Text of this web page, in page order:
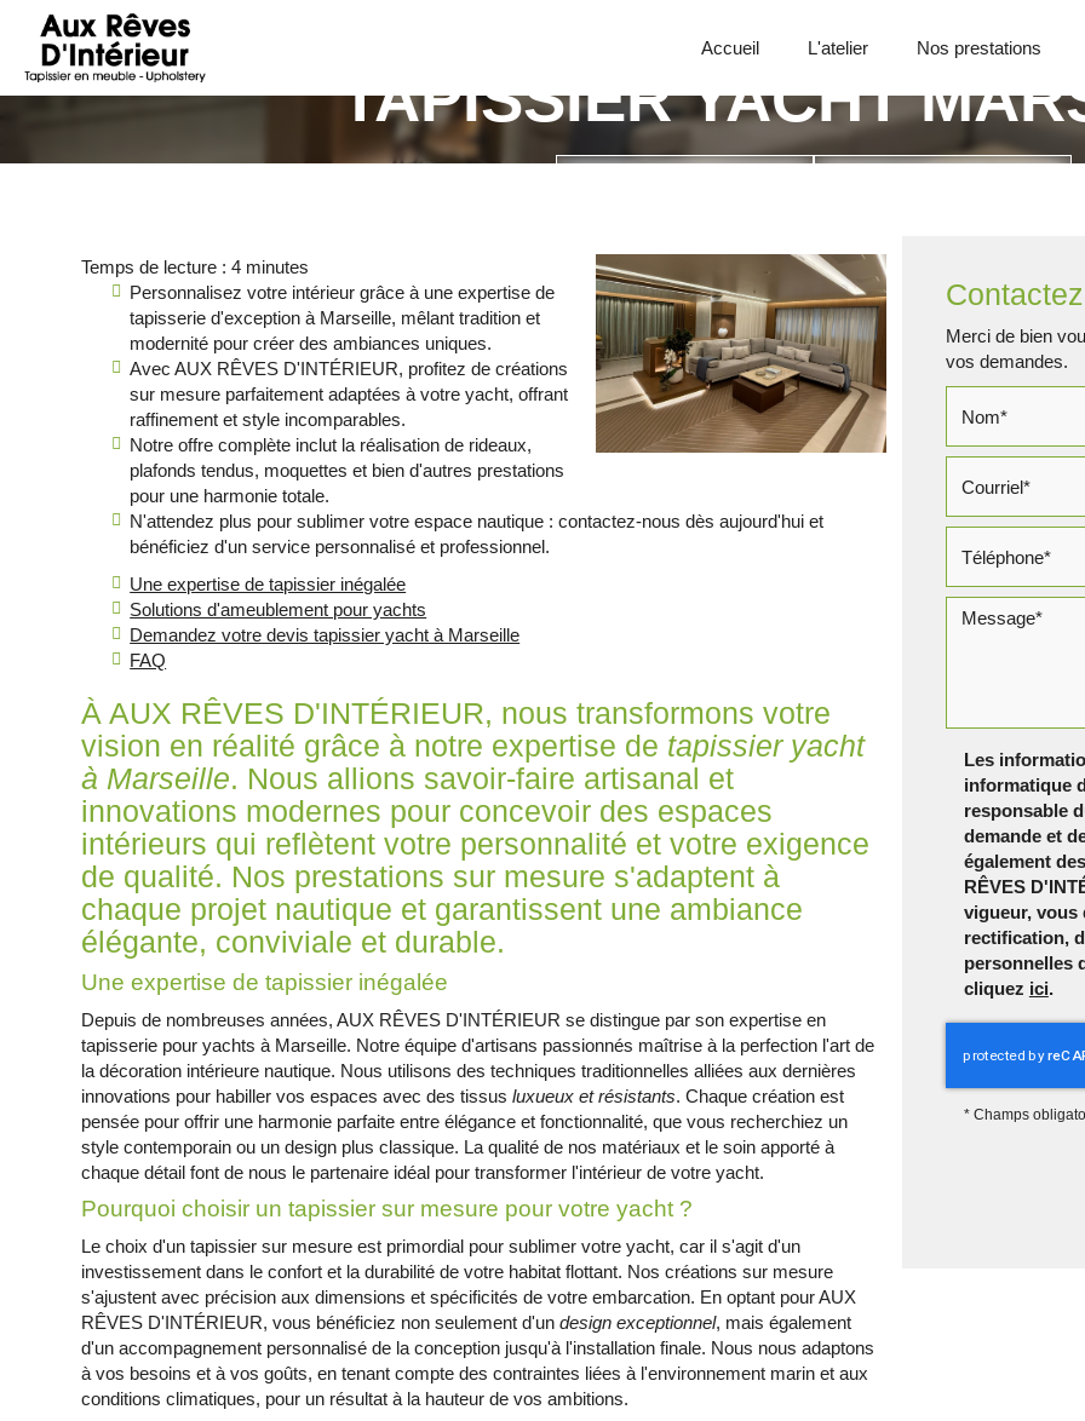
D'INTÉRIEUR
Accueil L'atelier Nos prestations
TAPISSIER YACHT
Temps de lecture : 4 minutes
Personnalisez votre intérieur grâce à une expertise de
tapisserie d'exception à Marseille, mêlant tradition et
modernité pour créer des ambiances uniques.
Avec AUX RÊVES D'INTÉRIEUR, profitez de créations
sur mesure parfaitement adaptées à votre yacht, offrant
raffinement et style incomparables.
Notre offre complète inclut la réalisation de rideaux,
plafonds tendus, moquettes et bien d'autres prestations
pour une harmonie totale.
N'attendez plus pour sublimer votre espace nautique : contactez-nous dès aujourd'hui et
bénéficiez d'un service personnalisé et professionnel.
Une expertise de tapissier inégalée
Solutions d'ameublement pour yachts
Demandez votre devis tapissier yacht à Marseille
FAQ
À AUX RÊVES D'INTÉRIEUR, nous transformons votre
vision en réalité grâce à notre expertise de tapissier yacht
à Marseille. Nous allions savoir-faire artisanal et
innovations modernes pour concevoir des espaces
intérieurs qui reflètent votre personnalité et votre exigence
de qualité. Nos prestations sur mesure s'adaptent à
chaque projet nautique et garantissent une ambiance
élégante, conviviale et durable.
Une expertise de tapissier inégalée
Depuis de nombreuses années, AUX RÊVES D'INTÉRIEUR se distingue par son expertise en
tapisserie pour yachts à Marseille. Notre équipe d'artisans passionnés maîtrise à la perfection l'art de
la décoration intérieure nautique. Nous utilisons des techniques traditionnelles alliées aux dernières
innovations pour habiller vos espaces avec des tissusluxueux et résistants. Chaque création est
pensée pour offrir une harmonie parfaite entre élégance et fonctionnalité, que vous recherchiez un
style contemporain ou un design plus classique. La qualité de nos matériaux et le soin apporté à
chaque détail font de nous le partenaire idéal pour transformer l'intérieur de votre yacht.
Pourquoi choisir un tapissier sur mesure pour votre yacht ?
Le choix d'un tapissier sur mesure est primordial pour sublimer votre yacht, car il s'agit d'un
investissement dans le confort et la durabilité de votre habitat flottant. Nos créations sur mesure
s'ajustent avec précision aux dimensions et spécificités de votre embarcation. En optant pour AUX
RÊVES D'INTÉRIEUR, vous bénéficiez non seulement d'undesign exceptionnel, mais également
d'un accompagnement personnalisé de la conception jusqu'à l'installation finale. Nous nous adaptons
à vos besoins et à vos goûts, en tenant compte des contraintes liées à l'environnement marin et aux
conditions climatiques, pour un résultat à la hauteur de vos ambitions.
Merci de bien
vos demandes.
Les
informatique
responsable
demande et
également
RÊVES
vigueur, vous
rectification,
personnelles
cliquez ici.
* Champs